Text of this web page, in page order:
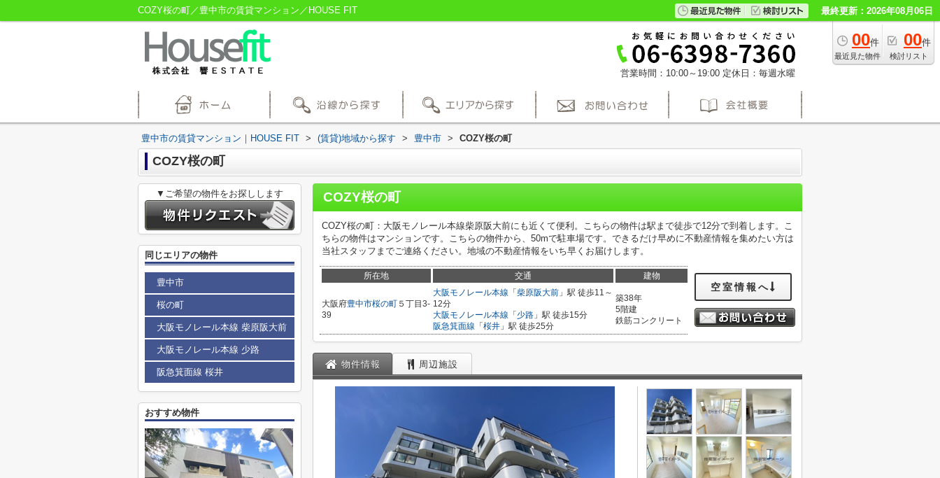
COZY桜の町／豊中市の賃貸マンション／HOUSE FIT 最終更新：2026年08月06日
00件
最近見た物件
00件
検討リスト
営業時間：10:00～19:00 定休日：毎週水曜
豊中市の賃貸マンション｜HOUSE FIT > (賃貸)地域から探す > 豊中市 > COZY桜の町
COZY桜の町
COZY桜の町
COZY桜の町：大阪モノレール本線柴原阪大前にも近くて便利。こちらの物件は駅まで徒歩で12分で到着します。こ
ちらの物件はマンションです。こちらの物件から、50mで駐車場です。できるだけ早めに不動産情報を集めたい方は
当社スタッフまでご連絡ください。地域の不動産情報をいち早くお届けします。
所在地 交通 建物
大阪府豊中市桜の町 ５丁目3-
39
大阪モノレール本線 「 柴原阪大前 」駅 徒歩11～
12分
大阪モノレール本線 「 少路 」駅 徒歩15分
阪急箕面線 「 桜井 」駅 徒歩25分
築38年
5階建
鉄筋コンクリート
空室情報へ
物件情報 周辺施設
▼ご希望の物件をお探しします
同じエリアの物件
豊中市
桜の町
大阪モノレール本線 柴原阪大前
大阪モノレール本線 少路
阪急箕面線 桜井
おすすめ物件